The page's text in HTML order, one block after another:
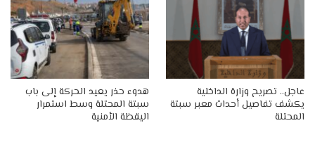
عاجل.. تصريح وزارة الداخلية
يكشف تفاصيل أحداث معبر سبتة
المحتلة
هدوء حذر يعيد الحركة إلى باب
سبتة المحتلة وسط استمرار
اليقظة الأمنية